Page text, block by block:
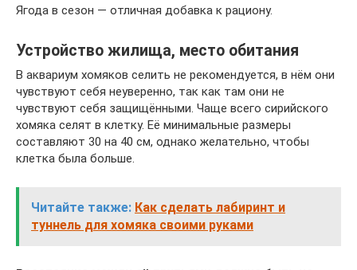
Ягода в сезон — отличная добавка к рациону.
Устройство жилища, место обитания
В аквариум хомяков селить не рекомендуется, в нём они
чувствуют себя неуверенно, так как там они не
чувствуют себя защищёнными. Чаще всего сирийского
хомяка селят в клетку. Её минимальные размеры
составляют 30 на 40 см, однако желательно, чтобы
клетка была больше.
Читайте также: Как сделать лабиринт и
туннель для хомяка своими руками